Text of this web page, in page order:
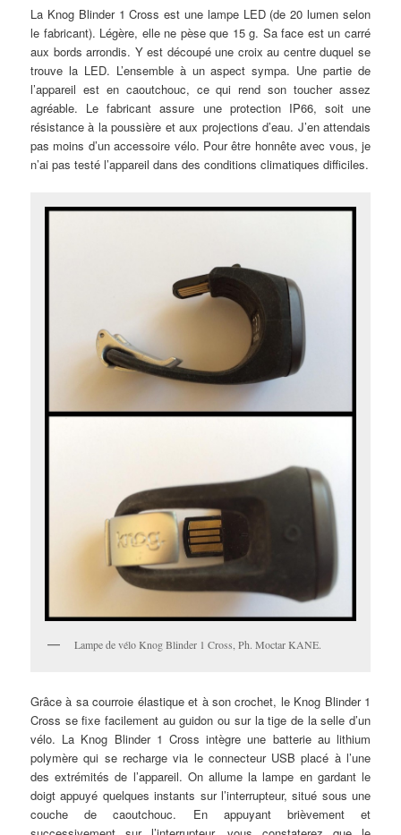
La Knog Blinder 1 Cross est une lampe LED (de 20 lumen selon
le fabricant). Légère, elle ne pèse que 15 g. Sa face est un carré
aux bords arrondis. Y est découpé une croix au centre duquel se
trouve la LED. L’ensemble à un aspect sympa. Une partie de
l’appareil est en caoutchouc, ce qui rend son toucher assez
agréable. Le fabricant assure une protection IP66, soit une
résistance à la poussière et aux projections d’eau. J’en attendais
pas moins d’un accessoire vélo. Pour être honnête avec vous, je
n’ai pas testé l’appareil dans des conditions climatiques difficiles.
Lampe de vélo Knog Blinder 1 Cross, Ph. Moctar KANE.
Grâce à sa courroie élastique et à son crochet, le Knog Blinder 1
Cross se fixe facilement au guidon ou sur la tige de la selle d’un
vélo. La Knog Blinder 1 Cross intègre une batterie au lithium
polymère qui se recharge via le connecteur USB placé à l’une
des extrémités de l’appareil. On allume la lampe en gardant le
doigt appuyé quelques instants sur l’interrupteur, situé sous une
couche de caoutchouc. En appuyant brièvement et